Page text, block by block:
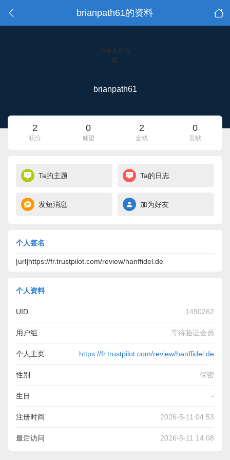
brianpath61的资料
点击重新加
载
brianpath61
2
积分
0
威望
2
金钱
0
贡献
Ta的主题 Ta的日志
发短消息 加为好友
个人签名
[url]https://fr.trustpilot.com/review/hanffidel.de
个人资料
UID 1490262
用户组 等待验证会员
个人主页 https://fr.trustpilot.com/review/hanffidel.de
性别 保密
生日 -
注册时间 2026-5-11 04:53
最后访问 2026-5-11 14:08